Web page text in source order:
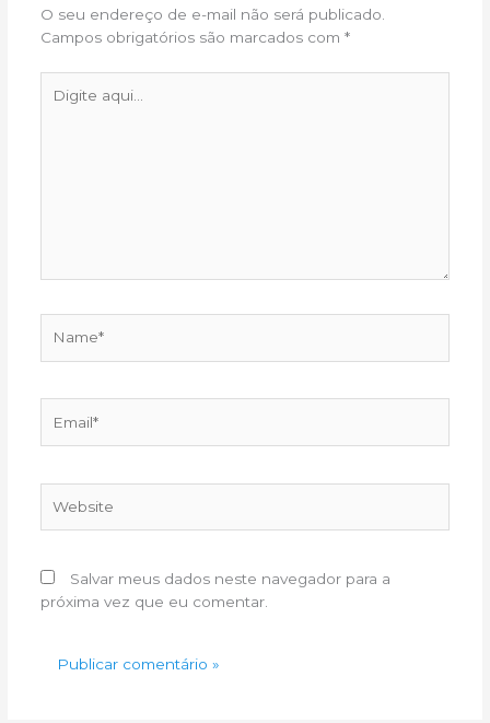
O seu endereço de e-mail não será publicado.
Campos obrigatórios são marcados com *
aqui...
Salvar meus dados neste navegador para a
próxima vez que eu comentar.